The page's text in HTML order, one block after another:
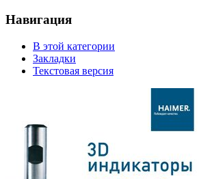
Навигация
В этой категории
Закладки
Текстовая версия